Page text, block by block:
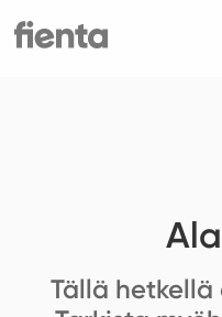
Tällä